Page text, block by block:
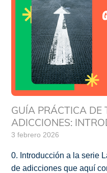
GUÍA PRÁCTICA DE
ADICCIONES:
3 febrero 2026
0. Introducción a la serie
de adicciones que aquí